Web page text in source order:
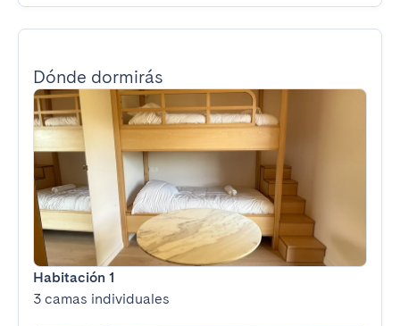
Dónde dormirás
Habitación 1
3 camas individuales